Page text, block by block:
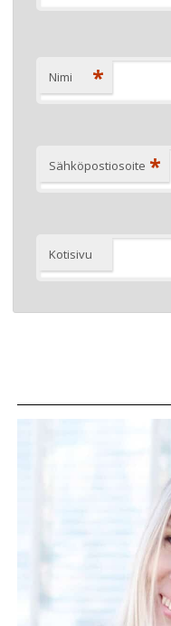
Nimi *
Sähköpostiosoite *
Kotisivu